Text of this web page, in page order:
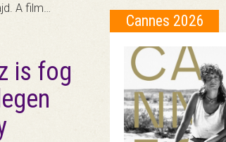
A film…
is fog
Cannes 2026